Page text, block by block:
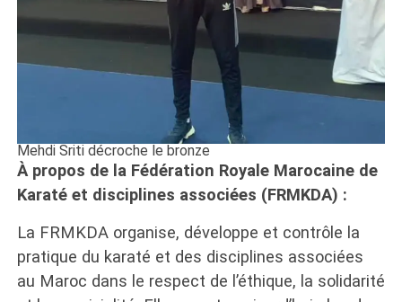
Mehdi Sriti décroche le bronze
À propos de la Fédération Royale Marocaine de
Karaté et disciplines associées (FRMKDA) :
La FRMKDA organise, développe et contrôle la
pratique du karaté et des disciplines associées
au Maroc dans le respect de l’éthique, la solidarité